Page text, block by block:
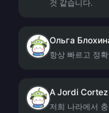
것 같습니다.
Ольга
항상 빠르고 정
A Jordi Cortez
저희 나라에서